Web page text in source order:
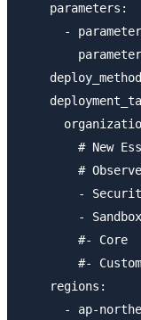
    parameters:
-
# New
#
-
-
        #- Core
        #- Custom
    regions: